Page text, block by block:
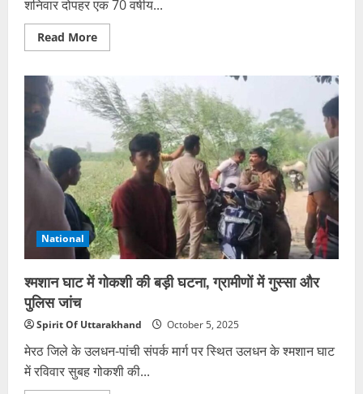
शनिवार दोपहर एक 70 वर्षीय...
Read MoreRead
more
खेत
में
बुजुर्ग
की
लाश
टुकड़े
मिले,
जांच
में
जुटी
पुलिस
National
श्मशान घाट में गोकशी की बड़ी घटना, ग्रामीणों में गुस्सा और
पुलिस जांच
Spirit Of Uttarakhand October 5, 2025
मेरठ जिले के उलधन-पांची संपर्क मार्ग पर स्थित उलधन के श्मशान घाट
में रविवार सुबह गोकशी की...